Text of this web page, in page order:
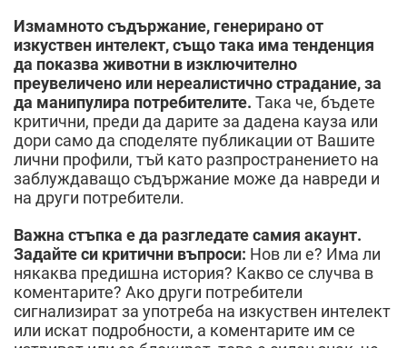
Измамното съдържание, генерирано от
изкуствен интелект, също така има тенденция
да показва животни в изключително
преувеличено или нереалистично страдание, за
да манипулира потребителите. Така че, бъдете
критични, преди да дарите за дадена кауза или
дори само да споделяте публикации от Вашите
лични профили, тъй като разпространението на
заблуждаващо съдържание може да навреди и
на други потребители.
Важна стъпка е да разгледате самия акаунт.
Задайте си критични въпроси: Нов ли е? Има ли
някаква предишна история? Какво се случва в
коментарите? Ако други потребители
сигнализират за употреба на изкуствен интелект
или искат подробности, а коментарите им се